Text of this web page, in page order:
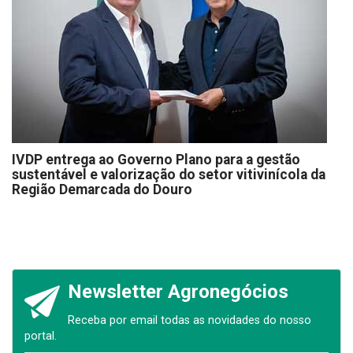
IVDP entrega ao Governo Plano para a gestão
sustentável e valorização do setor vitivinícola da
Região Demarcada do Douro
Newsletter Agronegócios
Receba por email todas as novidades do nosso
portal.